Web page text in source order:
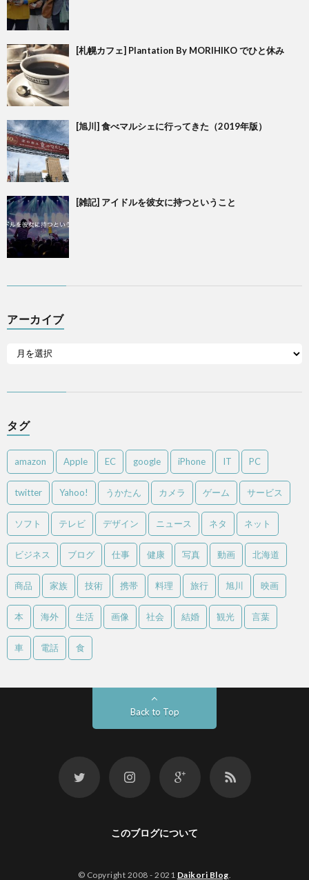
[札幌カフェ] Plantation By MORIHIKO でひと休み
[旭川] 食べマルシェに行ってきた（2019年版）
[雑記] アイドルを彼女に持つということ
アーカイブ
タグ
amazon Apple EC google iPhone IT PC
twitter Yahoo! うかたん カメラ ゲーム サービス
ソフト テレビ デザイン ニュース ネタ ネット
ビジネス ブログ 仕事 健康 写真 動画 北海道
商品 家族 技術 携帯 料理 旅行 旭川 映画
本 海外 生活 画像 社会 結婚 観光 言葉
車 電話 食
Back to Top
このブログについて
© Copyright 2008 - 2021 Daikori Blog.